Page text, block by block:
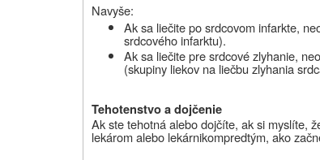
Navyše:
Ak sa liečite po srdcovom infarkte,
srdcového infarktu).
Ak sa liečite pre srdcové zlyhanie,
(skupiny liekov na liečbu zlyhania
Tehotenstvo a dojčenie
Ak ste tehotná alebo dojčíte, ak si myslíte,
lekárom alebo lekárnikompredtým, ako